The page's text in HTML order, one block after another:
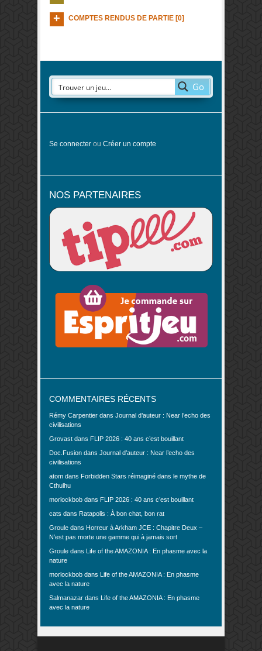
COMPTES RENDUS DE PARTIE [0]
Go
Se connecter ou Créer un compte
NOS PARTENAIRES
COMMENTAIRES RÉCENTS
Rémy Carpentier dans Journal d’auteur : Near l’echo des
civilisations
Grovast dans FLIP 2026 : 40 ans c’est bouillant
Doc.Fusion dans Journal d’auteur : Near l’echo des
civilisations
atom dans Forbidden Stars réimaginé dans le mythe de
Cthulhu
morlockbob dans FLIP 2026 : 40 ans c’est bouillant
cats dans Ratapolis : À bon chat, bon rat
Groule dans Horreur à Arkham JCE : Chapitre Deux –
N’est pas morte une gamme qui à jamais sort
Groule dans Life of the AMAZONIA : En phasme avec la
nature
morlockbob dans Life of the AMAZONIA : En phasme
avec la nature
Salmanazar dans Life of the AMAZONIA : En phasme
avec la nature